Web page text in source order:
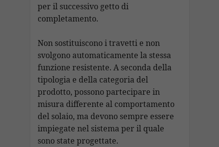
per il successivo getto di
completamento.
Non sostituiscono i travetti e non
svolgono automaticamente la stessa
funzione resistente. A seconda della
tipologia e della categoria del
prodotto, possono partecipare in
misura differente al comportamento
del solaio, ma devono sempre essere
impiegate nel sistema per il quale
sono state progettate.